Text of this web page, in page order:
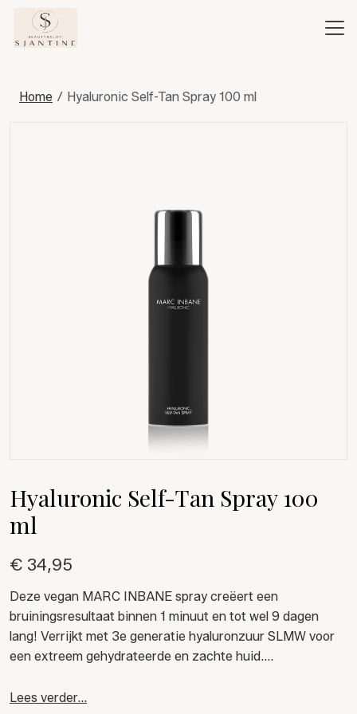
Home Hyaluronic Self-Tan Spray 100 ml
Hyaluronic Self-Tan Spray 100
ml
€ 34,95
Deze vegan MARC INBANE spray creëert een
bruiningsresultaat binnen 1 minuut en tot wel 9 dagen
lang! Verrijkt met 3e generatie hyaluronzuur SLMW voor
een extreem gehydrateerde en zachte huid.
Tip:??gebruik onze Brushes voor het makkelijk
Lees verder...